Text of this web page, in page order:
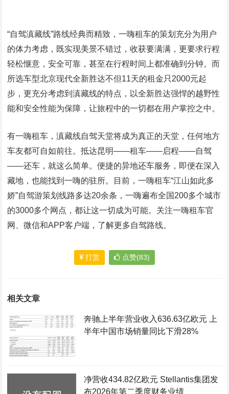
“自驾滇藏线”路线经典而精致，一嗨租车的策划充分为用户
的体力考虑，既实现美景不错过，收获要满满，更要求行程
轻松惬意，安全可靠，甚至在行程时间上都准确到分钟。而
所选车型北京现代全新胜达不但11天的租金只2000元起
步，更充分考虑到滇藏线的特点，以全新胜达强悍的越野性
能和安全性能为保障，让旅程中的一切都在用户掌控之中。
有一嗨租车，滇藏线自驾天堂将成为真正的天堂，任何地方
车友都可自如前往。抵达昆明——租车——启程——自驾
——还车，就这么简单。便捷的异地还车服务，即便在深入
藏地，也能找到一嗨的驻所。目前，一嗨租车“江山如此多
娇”自驾游策划线路多达20余条，一嗨遍布全国200多个城市
的3000多个网点，都让这一切成为可能。关注一嗨租车官
网、微信和APP客户端，了解更多自驾路线。
打赏 点赞(83)
相关文章
奔驰上半年营业收入636.63亿欧元 上
半年中国市场销量同比下滑28%
净营收434.82亿欧元 Stellantis集团发
布2026年第二季度财务业绩